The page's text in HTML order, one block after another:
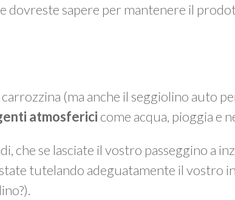
dovreste sapere per mantenere il
carrozzina (ma anche il seggiolino auto
atmosferici come acqua, pioggia e
che se lasciate il vostro passeggino a
tutelando adeguatamente il vostro